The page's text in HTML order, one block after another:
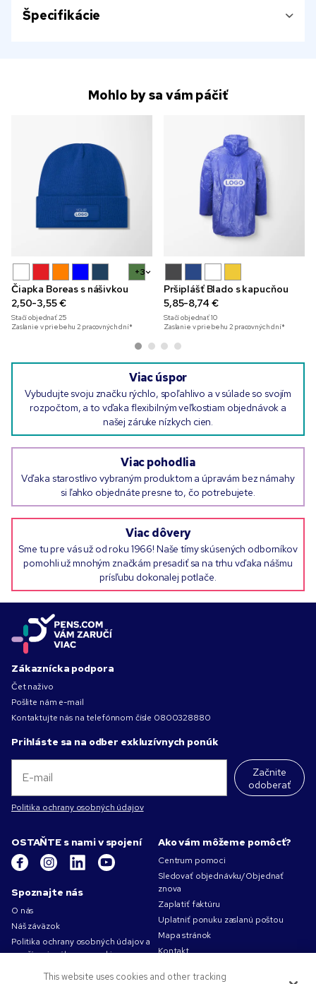
Špecifikácie
Mohlo by sa vám páčiť
+3
Čiapka Boreas s nášivkou
2,50-3,55 €
Stačí objednať25
Zaslanie v priebehu 2 pracovných dní*
Pršiplášť Blado s kapucňou
5,85-8,74 €
Stačí objednať10
Zaslanie v priebehu 2 pracovných dní*
Viac úspor
Vybudujte svoju značku rýchlo, spoľahlivo a v súlade so svojím
rozpočtom, a to vďaka flexibilným veľkostiam objednávok a
našej záruke nízkych cien.
Viac pohodlia
Vďaka starostlivo vybraným produktom a úpravám bez námahy
si ľahko objednáte presne to, čo potrebujete.
Viac dôvery
Sme tu pre vás už od roku 1966! Naše tímy skúsených odborníkov
pomohli už mnohým značkám presadiť sa na trhu vďaka nášmu
prísľubu dokonalej potlače.
Zákaznícka podpora
Čet naživo
Pošlite nám e-mail
Kontaktujte nás na telefónnom čísle 0800328880
Prihláste sa na odber exkluzívnych ponúk
Začnite
odoberať
Politika ochrany osobných údajov
OSTAŇTE s nami v spojení
Spoznajte nás
O nás
Náš záväzok
Politika ochrany osobných údajov a
používania súborov cookie
Podmienky používania
Ako vám môžeme pomôcť?
Centrum pomoci
Sledovať objednávku/Objednať
znova
Zaplatiť faktúru
Uplatniť ponuku zaslanú poštou
Mapa stránok
Kontakt
This website uses cookies and other tracking